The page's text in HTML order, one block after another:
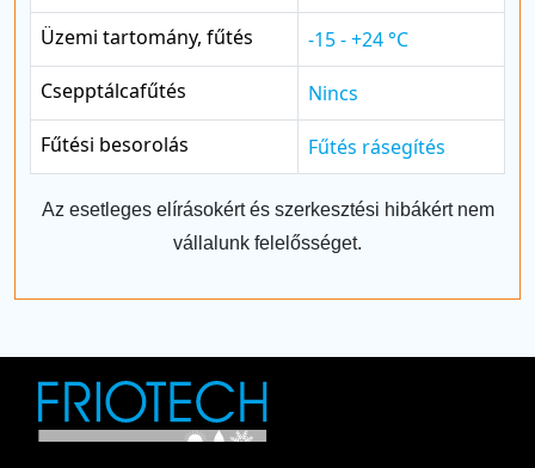
Üzemi tartomány, fűtés
-15 - +24 °C
Csepptálcafűtés
Nincs
Fűtési besorolás
Fűtés rásegítés
Az esetleges elírásokért és szerkesztési hibákért nem
vállalunk felelősséget.